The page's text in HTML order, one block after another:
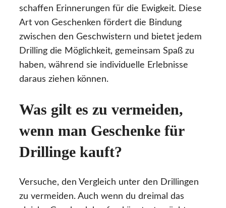
schaffen Erinnerungen für die Ewigkeit. Diese
Art von Geschenken fördert die Bindung
zwischen den Geschwistern und bietet jedem
Drilling die Möglichkeit, gemeinsam Spaß zu
haben, während sie individuelle Erlebnisse
daraus ziehen können.
Was gilt es zu vermeiden,
wenn man Geschenke für
Drillinge kauft?
Versuche, den Vergleich unter den Drillingen
zu vermeiden. Auch wenn du dreimal das